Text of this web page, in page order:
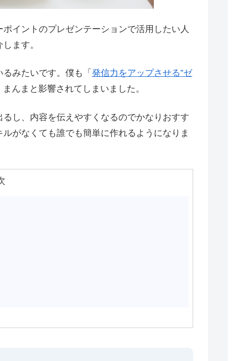
イントのプレゼンテーションで活用したい人
ます。
みたいです。僕も「 発信力をアップさせる”ゼ
んまと影響されてしまいました。
し、内容を伝えやすくなるのでかなりおすす
がなくても誰でも簡単に作れるようになりま